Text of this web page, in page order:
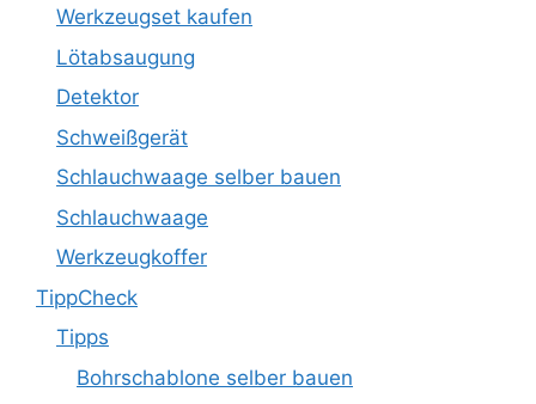
Werkzeugset kaufen
Lötabsaugung
Detektor
Schweißgerät
Schlauchwaage selber bauen
Schlauchwaage
Werkzeugkoffer
TippCheck
Tipps
Bohrschablone selber bauen